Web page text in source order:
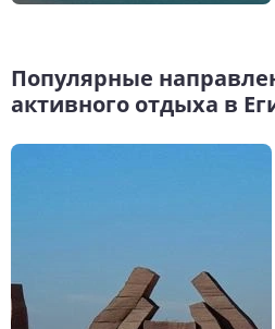
Популярные
активного отдыха в